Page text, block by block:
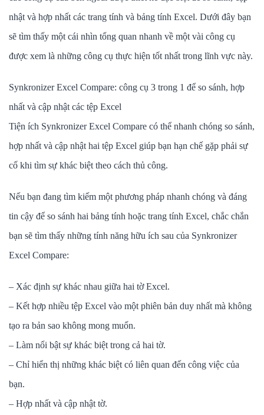
nhật và hợp nhất các trang tính và bảng tính Excel. Dưới đây bạn
sẽ tìm thấy một cái nhìn tổng quan nhanh về một vài công cụ
được xem là những công cụ thực hiện tốt nhất trong lĩnh vực này.
Synkronizer Excel Compare: công cụ 3 trong 1 để so sánh, hợp
nhất và cập nhật các tệp Excel
Tiện ích Synkronizer Excel Compare có thể nhanh chóng so sánh,
hợp nhất và cập nhật hai tệp Excel giúp bạn hạn chế gặp phải sự
cố khi tìm sự khác biệt theo cách thủ công.
Nếu bạn đang tìm kiếm một phương pháp nhanh chóng và đáng
tin cậy để so sánh hai bảng tính hoặc trang tính Excel, chắc chắn
bạn sẽ tìm thấy những tính năng hữu ích sau của Synkronizer
Excel Compare:
– Xác định sự khác nhau giữa hai tờ Excel.
– Kết hợp nhiều tệp Excel vào một phiên bản duy nhất mà không
tạo ra bản sao không mong muốn.
– Làm nổi bật sự khác biệt trong cả hai tờ.
– Chỉ hiển thị những khác biệt có liên quan đến công việc của
bạn.
– Hợp nhất và cập nhật tờ.